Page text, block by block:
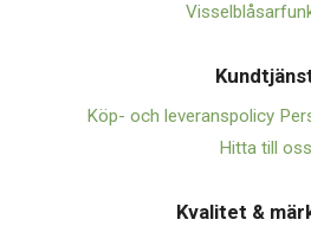
Köp- och leveranspolicy
Hitta till oss
Kvalitet &